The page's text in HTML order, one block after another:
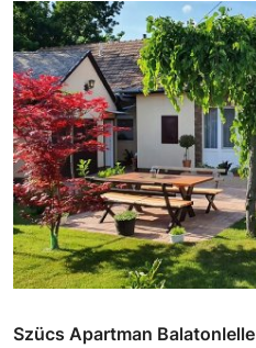
Szücs Apartman Balatonlelle